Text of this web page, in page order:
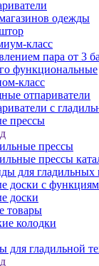
одежды
класс
пара от 3
функциональные
класс
отпариватели
с
прессы
прессы
прессы
для гладильных
доски с
доски
товары
колодки
для гладильной